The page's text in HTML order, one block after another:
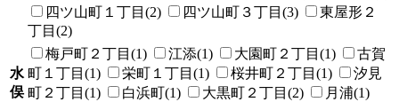
四ツ山町１丁目(2)
四ツ山町３丁目(3)
東屋形２
丁目(2)
水
俣
梅戸町２丁目(1) 江添(1) 大園町２丁目(1)
古賀
町１丁目(1)
栄町１丁目(1) 桜井町２丁目(1)
汐見
町２丁目(1)
白浜町(1) 大黒町２丁目(2)
月浦(1)